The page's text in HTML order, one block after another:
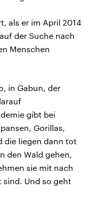
als er im April 2014
der Suche nach
Menschen
in Gabun, der
gibt bei
Gorillas,
die liegen dann tot
den Wald gehen,
sie mit nach
sind. Und so geht